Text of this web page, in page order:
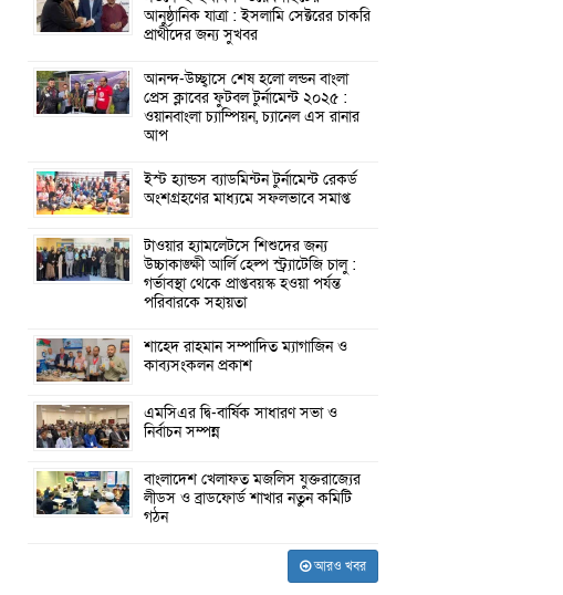
আনুষ্ঠানিক যাত্রা : ইসলামি সেক্টরের চাকরি
প্রার্থীদের জন্য সুখবর
আনন্দ-উচ্ছ্বাসে শেষ হলো লন্ডন বাংলা
প্রেস ক্লাবের ফুটবল টুর্নামেন্ট ২০২৫ :
ওয়ানবাংলা চ্যাম্পিয়ন, চ্যানেল এস রানার
আপ
ইস্ট হ্যান্ডস ব্যাডমিন্টন টুর্নামেন্ট রেকর্ড
অংশগ্রহণের মাধ্যমে সফলভাবে সমাপ্ত
টাওয়ার হ্যামলেটসে শিশুদের জন্য
উচ্চাকাঙ্ক্ষী আর্লি হেল্প স্ট্র্যাটেজি চালু :
গর্ভাবস্থা থেকে প্রাপ্তবয়স্ক হওয়া পর্যন্ত
পরিবারকে সহায়তা
শাহেদ রাহমান সম্পাদিত ম্যাগাজিন ও
কাব্যসংকলন প্রকাশ
এমসিএর দ্বি-বার্ষিক সাধারণ সভা ও
নির্বাচন সম্পন্ন
বাংলাদেশ খেলাফত মজলিস যুক্তরাজ্যের
লীডস ও ব্রাডফোর্ড শাখার নতুন কমিটি
গঠন
আরও খবর